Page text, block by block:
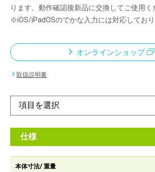
ります。動作確認後新品に交換してご使用く
※iOS/iPadOSのでかな入力には対応しており
オンラインショップ
取扱説明書
仕様
本体寸法/ 重量